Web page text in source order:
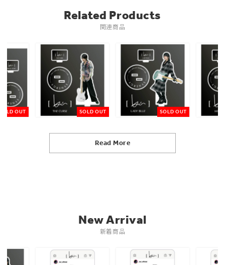
Related Products
関連商品
OUT SOLD OUT SOLD OUT
Read More
New Arrival
新着商品